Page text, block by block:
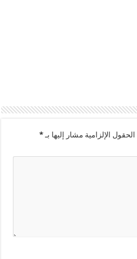
الحقول الإلزامية مشار إليها بـ*